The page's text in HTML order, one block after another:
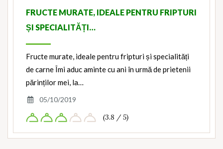
FRUCTE MURATE, IDEALE PENTRU FRIPTURI
ȘI SPECIALITĂȚI…
Fructe murate, ideale pentru fripturi și specialități
de carne Îmi aduc aminte cu ani în urmă de prietenii
părinților mei, la…
05/10/2019
(3.8 / 5)